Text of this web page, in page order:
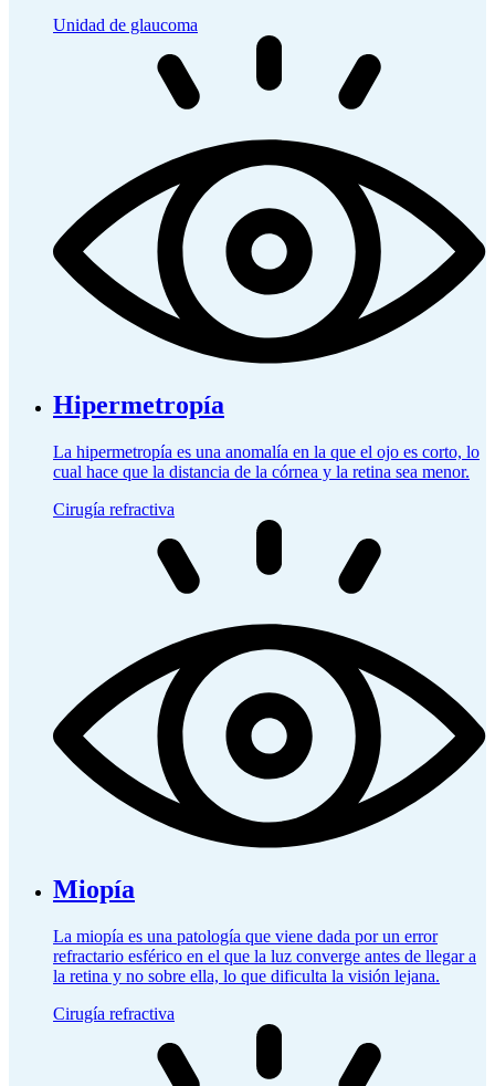
Unidad de glaucoma
Hipermetropía
La hipermetropía es una anomalía en la que el ojo es corto, lo
cual hace que la distancia de la córnea y la retina sea menor.
Cirugía refractiva
Miopía
La miopía es una patología que viene dada por un error
refractario esférico en el que la luz converge antes de llegar a
la retina y no sobre ella, lo que dificulta la visión lejana.
Cirugía refractiva